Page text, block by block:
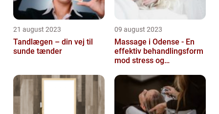
21 august 2023
Tandlægen – din vej til
sunde tænder
09 august 2023
Massage i Odense - En
effektiv behandlingsform
mod stress og